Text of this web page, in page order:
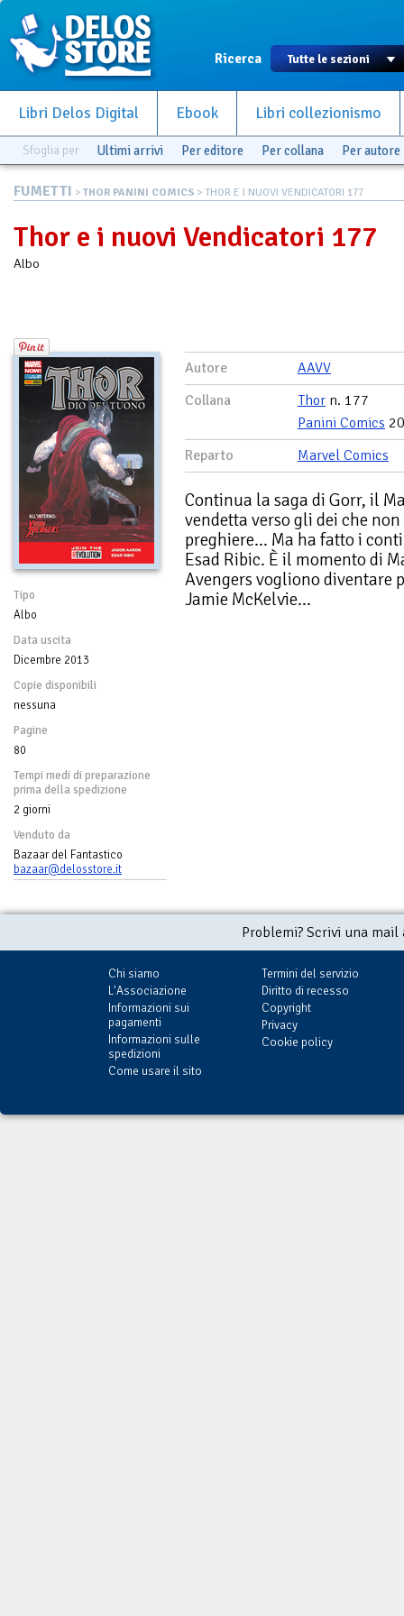
Ricerca
Libri Delos Digital Ebook Libri collezionismo
Sfoglia per Ultimi arrivi Per editore Per collana Per autore
FUMETTI > THOR PANINI COMICS > THOR E I NUOVI VENDICATORI 177
Thor e i nuovi Vendicatori 177
Albo
Tipo
Albo
Data uscita
Dicembre 2013
Copie disponibili
nessuna
Pagine
80
Tempi medi di preparazione
prima della spedizione
2 giorni
Venduto da
Bazaar del Fantastico
bazaar@delosstore.it
Autore
AAVV
Collana
Thor n. 177
Panini Comics
Reparto
Marvel Comics
Continua la saga di Gorr, il
vendetta verso gli dei che
preghiere… Ma ha fatto i
Esad Ribic. È il momento di
Avengers vogliono diventare
Jamie McKelvie…
Problemi? Scrivi una
Chi siamo
L'Associazione
Informazioni sui
pagamenti
Informazioni sulle
spedizioni
Come usare il sito
Termini del servizio
Diritto di recesso
Copyright
Privacy
Cookie policy